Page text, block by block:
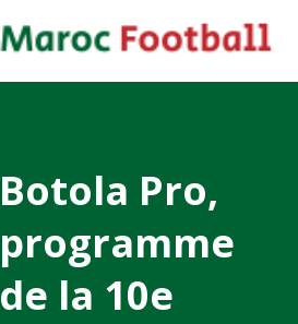
Botola Pro,
programme
de la 10e